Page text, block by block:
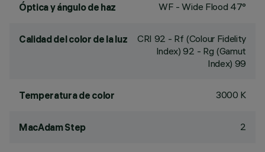
Óptica y ángulo de haz WF - Wide Flood 47°
Calidad del color de la luz CRI 92 - Rf (Colour Fidelity
Index) 92 - Rg (Gamut
Index) 99
Temperatura de color 3000 K
MacAdam Step 2